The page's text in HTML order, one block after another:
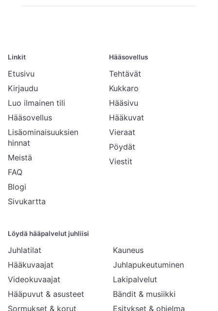
Linkit
Etusivu
Kirjaudu
Luo ilmainen tili
Hääsovellus
Lisäominaisuuksien
hinnat
Meistä
FAQ
Blogi
Sivukartta
Hääsovellus
Tehtävät
Kukkaro
Hääsivu
Hääkuvat
Vieraat
Pöydät
Viestit
Löydä hääpalvelut juhliisi
Juhlatilat
Hääkuvaajat
Videokuvaajat
Hääpuvut & asusteet
Sormukset & korut
Kauneus
Juhlapukeutuminen
Lakipalvelut
Bändit & musiikki
Esitykset & ohjelma